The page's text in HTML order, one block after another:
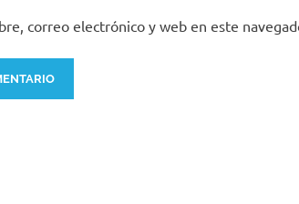
correo electrónico y web en este